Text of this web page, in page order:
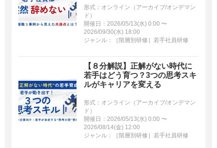
形式：オンライン（アーカイブ/オンデマン
ド）
開催日：2026/05/13(水) 0:00 〜
2026/09/30(水) 18:00
ジャンル：［階層別研修］若手社員研修
【８分解説】正解がない時代に
若手はどう育つ？3つの思考スキ
ルがキャリアを変える
形式：オンライン（アーカイブ/オンデマン
ド）
開催日：2026/05/13(水) 0:00 〜
2026/08/14(金) 12:00
ジャンル：［階層別研修］若手社員研修